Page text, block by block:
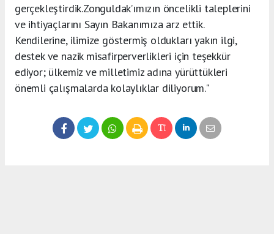
gerçekleştirdik.Zonguldak’ımızın öncelikli taleplerini
ve ihtiyaçlarını Sayın Bakanımıza arz ettik.
Kendilerine, ilimize göstermiş oldukları yakın ilgi,
destek ve nazik misafirperverlikleri için teşekkür
ediyor; ülkemiz ve milletimiz adına yürüttükleri
önemli çalışmalarda kolaylıklar diliyorum."